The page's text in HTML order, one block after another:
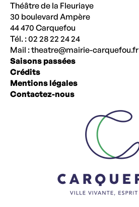
Théâtre de la Fleuriaye
30 boulevard Ampère
44 470 Carquefou
Tél. : 02 28 22 24 24
Mail :theatre@mairie-carquefou.fr
Saisons passées
Crédits
Mentions légales
Contactez-nous